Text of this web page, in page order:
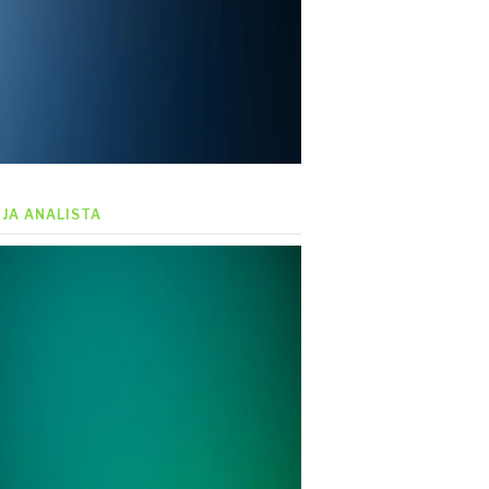
ANALISTA